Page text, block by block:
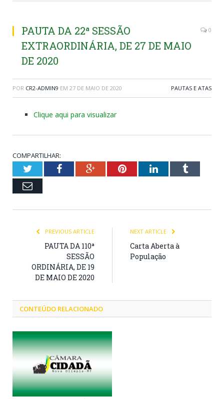
PAUTA DA 22ª SESSÃO
EXTRAORDINÁRIA, DE 27 DE MAIO
DE 2020
0
POR CR2-ADMIN9 EM 27 DE MAIO DE 2020 PAUTAS E ATAS
Clique aqui para visualizar
COMPARTILHAR:
TwitterFacebookGoogle+PinterestLinkedInTumblr
Email
PREVIOUS ARTICLE
PAUTA DA 110ª
SESSÃO
ORDINÁRIA, DE 19
DE MAIO DE 2020
NEXT ARTICLE
Carta Aberta à
População
CONTEÚDO RELACIONADO